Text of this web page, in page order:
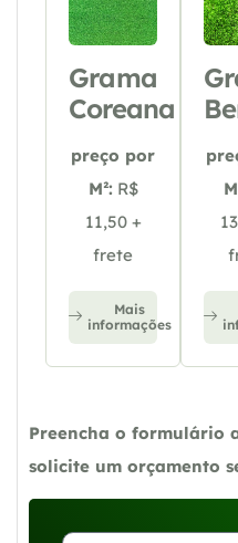
Grama
Coreana
preço por
M²: R$
11,50 +
frete
Mais
informações
Preencha o formulário
solicite um orçamento